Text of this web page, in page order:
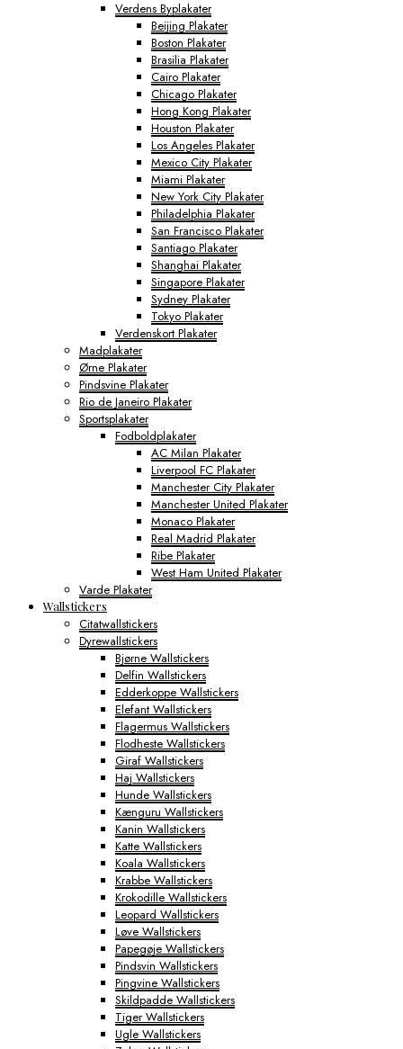
Verdens Byplakater
Beijing Plakater
Boston Plakater
Brasilia Plakater
Cairo Plakater
Chicago Plakater
Hong Kong Plakater
Houston Plakater
Los Angeles Plakater
Mexico City Plakater
Miami Plakater
New York City Plakater
Philadelphia Plakater
San Francisco Plakater
Santiago Plakater
Shanghai Plakater
Singapore Plakater
Sydney Plakater
Tokyo Plakater
Verdenskort Plakater
Madplakater
Ørne Plakater
Pindsvine Plakater
Rio de Janeiro Plakater
Sportsplakater
Fodboldplakater
AC Milan Plakater
Liverpool FC Plakater
Manchester City Plakater
Manchester United Plakater
Monaco Plakater
Real Madrid Plakater
Ribe Plakater
West Ham United Plakater
Varde Plakater
Wallstickers
Citatwallstickers
Dyrewallstickers
Bjørne Wallstickers
Delfin Wallstickers
Edderkoppe Wallstickers
Elefant Wallstickers
Flagermus Wallstickers
Flodheste Wallstickers
Giraf Wallstickers
Haj Wallstickers
Hunde Wallstickers
Kænguru Wallstickers
Kanin Wallstickers
Katte Wallstickers
Koala Wallstickers
Krabbe Wallstickers
Krokodille Wallstickers
Leopard Wallstickers
Løve Wallstickers
Papegøje Wallstickers
Pindsvin Wallstickers
Pingvine Wallstickers
Skildpadde Wallstickers
Tiger Wallstickers
Ugle Wallstickers